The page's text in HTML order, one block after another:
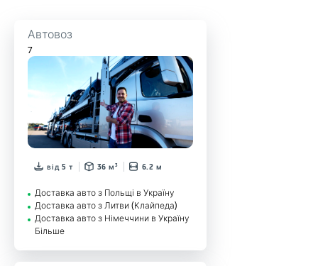
Автовоз
7
від 5 т 36 м³ 6.2 м
Доставка авто з Польщі в Україну
Доставка авто з Литви (Клайпеда)
Доставка авто з Німеччини в Україну
Більше